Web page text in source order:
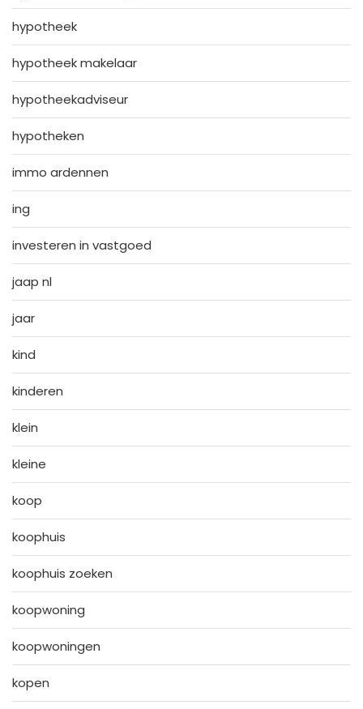
hypotheek
hypotheek makelaar
hypotheekadviseur
hypotheken
immo ardennen
ing
investeren in vastgoed
jaap nl
jaar
kind
kinderen
klein
kleine
koop
koophuis
koophuis zoeken
koopwoning
koopwoningen
kopen